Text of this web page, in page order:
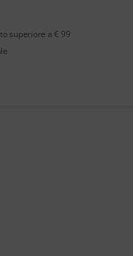
superiore a € 99